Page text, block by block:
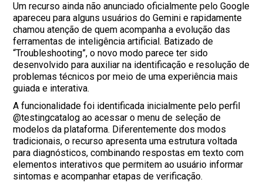
Um recurso ainda não anunciado oficialmente pelo Google
apareceu para alguns usuários do Gemini e rapidamente
chamou atenção de quem acompanha a evolução das
ferramentas de inteligência artificial. Batizado de
“Troubleshooting”, o novo modo parece ter sido
desenvolvido para auxiliar na identificação e resolução de
problemas técnicos por meio de uma experiência mais
guiada e interativa.
A funcionalidade foi identificada inicialmente pelo perfil
@testingcatalog ao acessar o menu de seleção de
modelos da plataforma. Diferentemente dos modos
tradicionais, o recurso apresenta uma estrutura voltada
para diagnósticos, combinando respostas em texto com
elementos interativos que permitem ao usuário informar
sintomas e acompanhar etapas de verificação.